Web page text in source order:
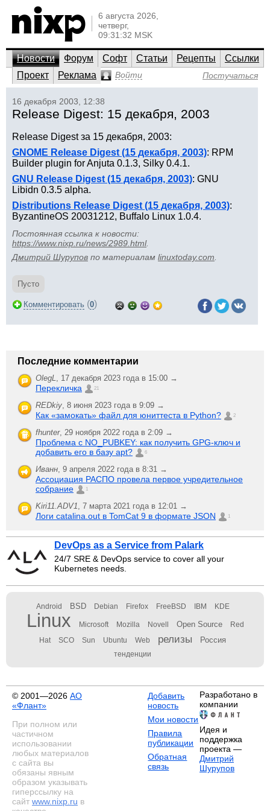
6 августа 2026,
четверг,
09:31:32 MSK
Новости Форум Софт Статьи Рецепты
Ссылки
Проект
Реклама Войти Постучаться
16 декабря 2003, 12:38
Release Digest: 15 декабря, 2003
Release Digest за 15 декабря, 2003:
GNOME Release Digest (15 декабря, 2003): RPM
Builder plugin for Anjuta 0.1.3, Silky 0.4.1.
GNU Release Digest (15 декабря, 2003): GNU
Libidn 0.3.5 alpha.
Distributions Release Digest (15 декабря, 2003):
ByzantineOS 20031212, Buffalo Linux 1.0.4.
Постоянная ссылка к новости:
https://www.nixp.ru/news/2989.html.
Дмитрий Шурупов по материалам linuxtoday.com
Пусто
Комментировать (0)
Последние комментарии
OlegL, 17 декабря 2023 года в 15:00 →
Перекличка 21
REDkiy, 8 июня 2023 года в 9:09 →
Как «замокать» файл для юниттеста в Python? 2
fhunter, 29 ноября 2022 года в 2:09 →
Проблема с NO_PUBKEY: как получить GPG-ключ и
добавить его в базу apt?
6
Иванн, 9 апреля 2022 года в 8:31 →
Ассоциация РАСПО провела первое учредительное
собрание
1
Kiri11.ADV1, 7 марта 2021 года в 12:01 →
Логи catalina.out в TomCat 9 в формате JSON 1
DevOps as a Service from Palark
24/7 SRE & DevOps service to cover all your
Kubernetes needs.
Android BSD Debian Firefox FreeBSD IBM KDE
Linux Microsoft Mozilla Novell Open Source Red
Hat SCO Sun Ubuntu Web релизы Россия
тенденции
© 2001—2026 АО
«Флант»
При полном или
частичном
использовании
любых материалов
с сайта вы
обязаны явным
образом указывать
гиперссылку на
сайт www.nixp.ru в
Добавить
новость
Мои новости
Правила
публикации
Обратная
связь
Разработано в
компании
Идея и
поддержка
проекта —
Дмитрий
Шурупов